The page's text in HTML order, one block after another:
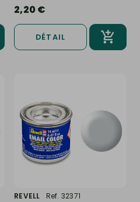
2,20 €
DÉTAIL
REVELL
Ref. 32371